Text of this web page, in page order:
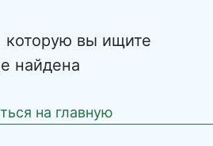
которую вы ищите
найдена
на главную